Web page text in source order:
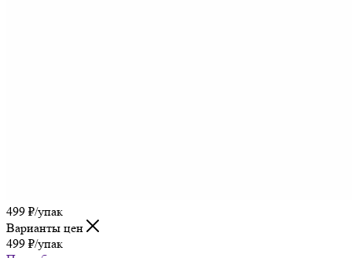
499 ₽/упак
Варианты цен
499 ₽/упак